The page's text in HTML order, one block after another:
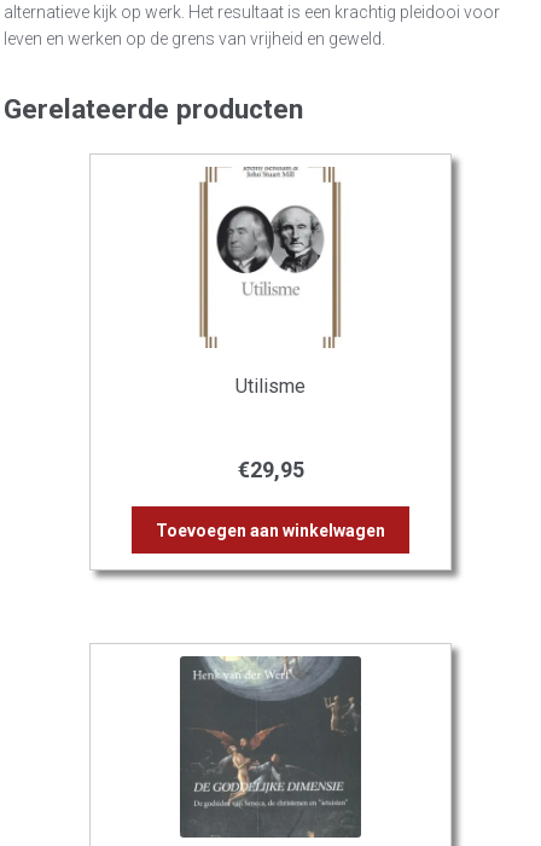
alternatieve kijk op werk. Het resultaat is een krachtig pleidooi voor
leven en werken op de grens van vrijheid en geweld.
Gerelateerde producten
Utilisme
€29,95
Toevoegen aan winkelwagen